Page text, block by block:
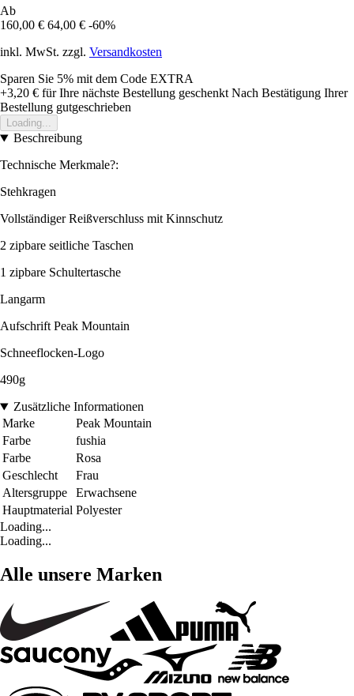
Ab
160,00 € 64,00 € -60%
inkl. MwSt. zzgl. Versandkosten
Sparen Sie 5% mit dem Code EXTRA
+3,20 € für Ihre nächste Bestellung geschenkt Nach Bestätigung Ihrer
Bestellung gutgeschrieben
Loading...
Beschreibung
Technische Merkmale?:
Stehkragen
Vollständiger Reißverschluss mit Kinnschutz
2 zipbare seitliche Taschen
1 zipbare Schultertasche
Langarm
Aufschrift Peak Mountain
Schneeflocken-Logo
490g
Zusätzliche Informationen
Marke
Peak Mountain
Farbe
fushia
Farbe
Rosa
Geschlecht
Frau
Altersgruppe
Erwachsene
Hauptmaterial Polyester
Loading...
Loading...
Alle unsere Marken